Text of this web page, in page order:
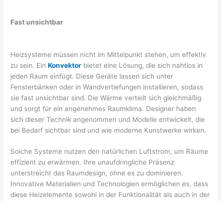
Fast unsichtbar
Heizsysteme müssen nicht im Mittelpunkt stehen, um effektiv
zu sein. EinKonvektor bietet eine Lösung, die sich nahtlos in
jeden Raum einfügt. Diese Geräte lassen sich unter
Fensterbänken oder in Wandvertiefungen installieren, sodass
sie fast unsichtbar sind. Die Wärme verteilt sich gleichmäßig
und sorgt für ein angenehmes Raumklima. Designer haben
sich dieser Technik angenommen und Modelle entwickelt, die
bei Bedarf sichtbar sind und wie moderne Kunstwerke wirken.
Solche Systeme nutzen den natürlichen Luftstrom, um Räume
effizient zu erwärmen. Ihre unaufdringliche Präsenz
unterstreicht das Raumdesign, ohne es zu dominieren.
Innovative Materialien und Technologien ermöglichen es, dass
diese Heizelemente sowohl in der Funktionalität als auch in der